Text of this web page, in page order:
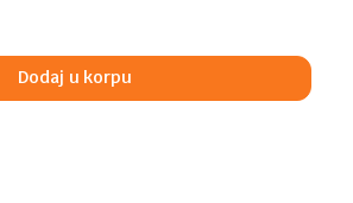
Dodaj u korpu